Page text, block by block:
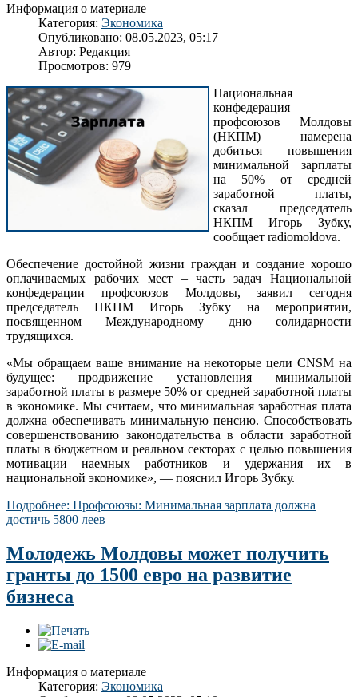
Информация о материале
Категория: Экономика
Опубликовано: 08.05.2023, 05:17
Автор: Редакция
Просмотров: 979
Национальная
конфедерация
профсоюзов Молдовы
(НКПМ) намерена
добиться повышения
минимальной зарплаты
на 50% от средней
заработной платы,
сказал председатель
НКПМ Игорь Зубку,
сообщает radiomoldova.
Обеспечение достойной жизни граждан и создание хорошо
оплачиваемых рабочих мест – часть задач Национальной
конфедерации профсоюзов Молдовы, заявил сегодня
председатель НКПМ Игорь Зубку на мероприятии,
посвященном Международному дню солидарности
трудящихся.
«Мы обращаем ваше внимание на некоторые цели CNSM на
будущее: продвижение установления минимальной
заработной платы в размере 50% от средней заработной платы
в экономике. Мы считаем, что минимальная заработная плата
должна обеспечивать минимальную пенсию. Способствовать
совершенствованию законодательства в области заработной
платы в бюджетном и реальном секторах с целью повышения
мотивации наемных работников и удержания их в
национальной экономике», — пояснил Игорь Зубку.
Подробнее: Профсоюзы: Минимальная зарплата должна
достичь 5800 леев
Молодежь Молдовы может получить
гранты до 1500 евро на развитие
бизнеса
Информация о материале
Категория: Экономика